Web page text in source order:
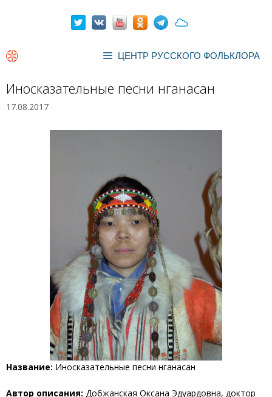
ЦЕНТР РУССКОГО ФОЛЬКЛОРА
Иносказательные песни нганасан
17.08.2017
Название: Иносказательные песни нганасан
Автор описания: Добжанская Оксана Эдуардовна, доктор